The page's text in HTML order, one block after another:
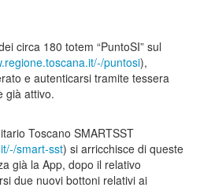
circa 180 totem “PuntoSI” sul
puntosi),
e autenticarsi tramite tessera
già attivo.
Toscano SMARTSST
smart-sst) si arricchisce di queste
già la App, dopo il relativo
due nuovi bottoni relativi ai